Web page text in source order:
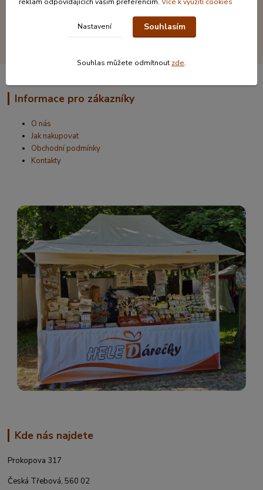
Informace pro zákazníky
O nás
Jak nakupovat
Obchodní podmínky
Kontakty
Kde nás najdete
Prokopova 317
Česká Třebová, 560 02
Nastavení Souhlasím
Souhlas můžete odmítnout zde.